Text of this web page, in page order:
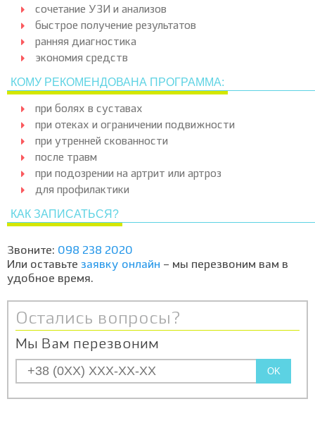
сочетание УЗИ и анализов
быстрое получение результатов
ранняя диагностика
экономия средств
КОМУ РЕКОМЕНДОВАНА ПРОГРАММА:
при болях в суставах
при отеках и ограничении подвижности
при утренней скованности
после травм
при подозрении на артрит или артроз
для профилактики
КАК ЗАПИСАТЬСЯ?
Звоните: 098 238 2020
Или оставьте заявку онлайн – мы перезвоним вам в
удобное время.
Остались вопросы?
Мы Вам перезвоним
OK